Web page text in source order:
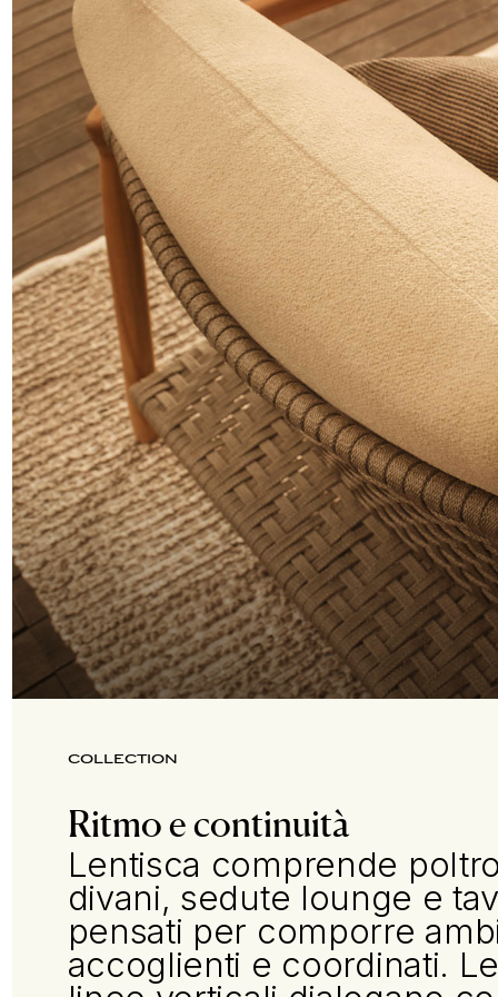
COLLECTION
Ritmo e continuità
Lentisca comprende
divani, sedute lounge e
pensati per comporre
accoglienti e coordinati.